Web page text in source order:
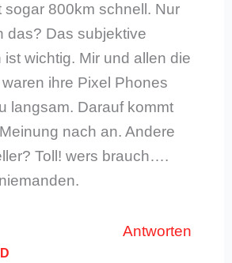
sogar 800km schnell. Nur
das? Das subjektive
ist wichtig. Mir und allen die
ihre Pixel Phones
langsam. Darauf kommt
nach an. Andere
Toll! wers brauch….
Antworten